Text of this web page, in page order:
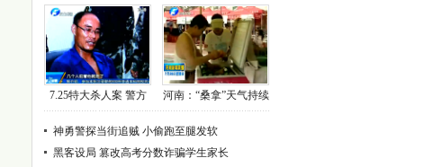
瓜
7.25特大杀人案 警方
50小时抓获嫌疑人
河南：“桑拿”天气持续
关怀“清凉”人心
神勇警探当街追贼 小偷跑至腿发软
黑客设局 篡改高考分数诈骗学生家长